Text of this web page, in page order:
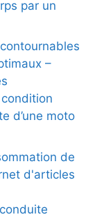
par un
–
d’une moto
de
d'articles